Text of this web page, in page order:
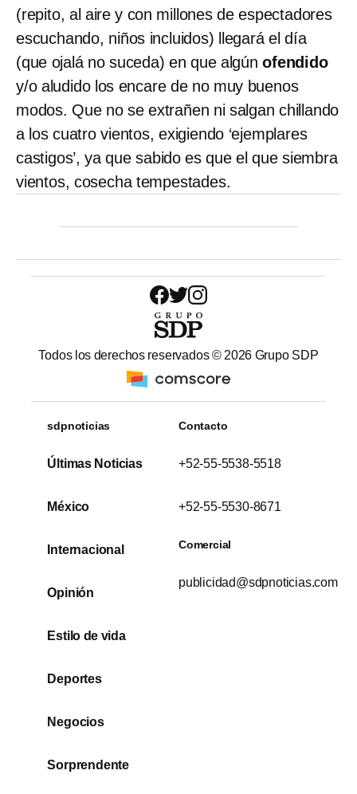
(repito, al aire y con millones de espectadores
escuchando, niños incluidos) llegará el día
(que ojalá no suceda) en que algúnofendido
y/o aludido los encare de no muy buenos
modos. Que no se extrañen ni salgan chillando
a los cuatro vientos, exigiendo ‘ejemplares
castigos’, ya que sabido es que el que siembra
vientos, cosecha tempestades.
Todos los derechos reservados © 2026 Grupo SDP
sdpnoticias
Últimas Noticias
México
Internacional
Opinión
Estilo de vida
Deportes
Negocios
Sorprendente
Contacto
+52-55-5538-5518
+52-55-5530-8671
Comercial
publicidad@sdpnoticias.com